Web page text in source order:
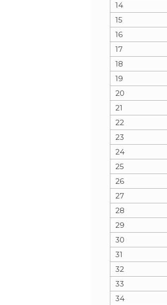
14
15
16
17
18
19
20
21
22
23
24
25
26
27
28
29
30
31
32
33
34